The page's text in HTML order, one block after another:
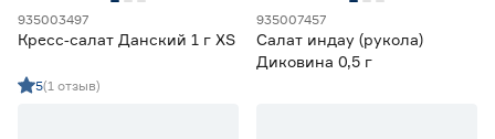
Травы для животных
935003497
Кресс‑салат Данский 1 г XS
5(1 отзыв)
935007457
Салат индау (рукола)
Диковина 0,5 г